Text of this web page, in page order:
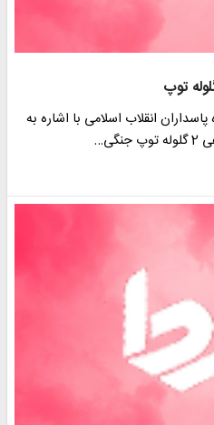
توپ
انقلاب اسلامی با اشاره به